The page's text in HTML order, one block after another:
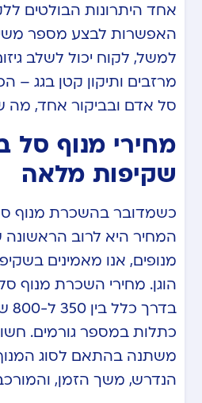
אחד היתרונות הבולטים
האפשרות לבצע מספר
למשל, לקוח יכול לשלב
מרזבים ותיקון קטן בגג –
סל אדם ובביקור אחד, מה
מחירי מנוף סל
שקיפות מלאה
כשמדובר בהשכרת מנוף
המחיר היא לרוב
מנופים, אנו מאמינים
הוגן. מחירי השכרת מנוף סל
כתלות במספר גורמים.
משתנה בהתאם לסוג
הנדרש, משך הזמן,